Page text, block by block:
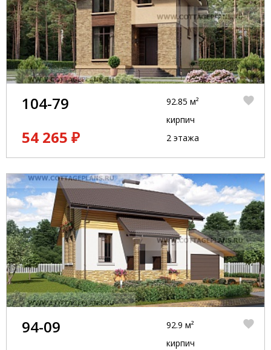
104-79
54 265 ₽
92.85 м²
кирпич
2 этажа
94-09
92.9 м²
кирпич